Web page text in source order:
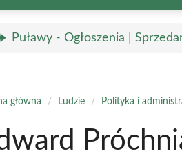
Puławy - Ogłoszenia |
główna / Ludzie / Polityka i